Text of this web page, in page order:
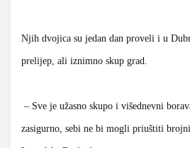
Njih dvojica su jedan dan proveli i u
prelijep, ali iznimno skup grad.
– Sve je užasno skupo i višednevni
zasigurno, sebi ne bi mogli priuštiti